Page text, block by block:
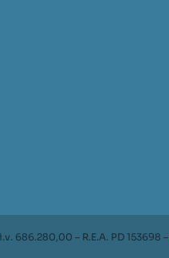
686.280,00 – R.E.A. PD 153698 –